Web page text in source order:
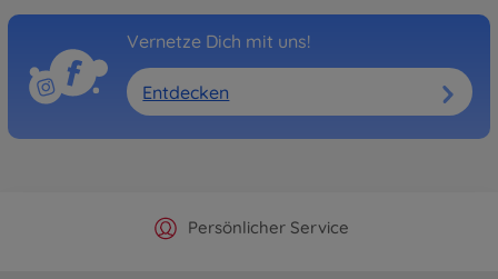
Vernetze Dich mit uns!
Entdecken
Offizieller Hersteller Shop
Persönlicher Service
Versandkostenfrei ab 25€
Schnelle Lieferung